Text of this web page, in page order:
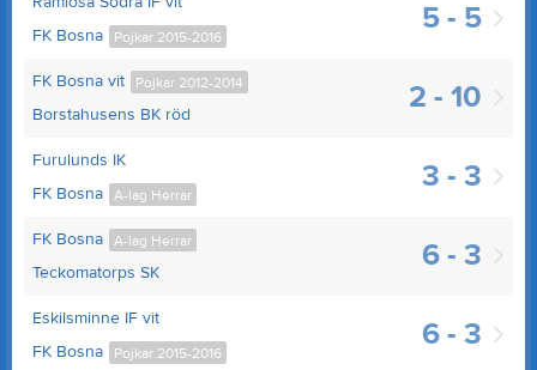
5 - 5
Pojkar 2015-2016
FK Bosna
2 - 10
Pojkar 2012-2014
FK Bosna vit
Borstahusens BK röd
3 - 3
Furulunds IK
A-lag Herrar
FK Bosna
6 - 3
A-lag Herrar
FK Bosna
Teckomatorps SK
6 - 3
Eskilsminne IF vit
Pojkar 2015-2016
FK Bosna